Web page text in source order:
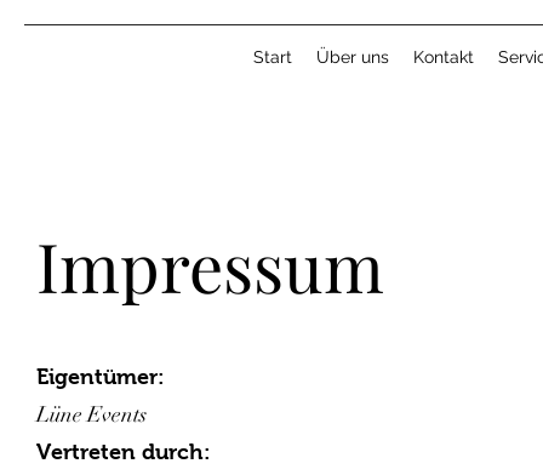
Start Über uns Kontakt
Impressum
Eigentümer:
Lüne Events
Vertreten durch: